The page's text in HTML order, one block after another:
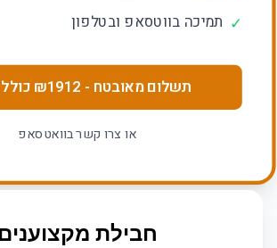
✓ תמיכה בווטסאפ ובטלפון
תשלום מאובטח - ₪
1912
או צרו קשר בוואטסאפ
חבילת מקצוענים